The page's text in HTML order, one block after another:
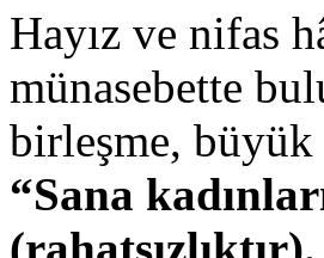
Hayız ve nifas
münasebette
birleşme, büyük
“Sana